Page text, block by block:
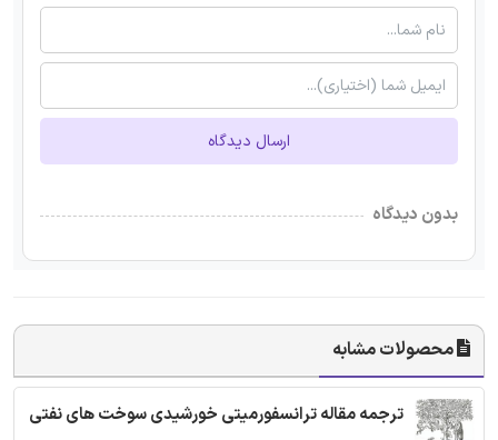
ارسال دیدگاه
بدون دیدگاه
محصولات مشابه
ترجمه مقاله ترانسفورمیتی خورشیدی سوخت های نفتی